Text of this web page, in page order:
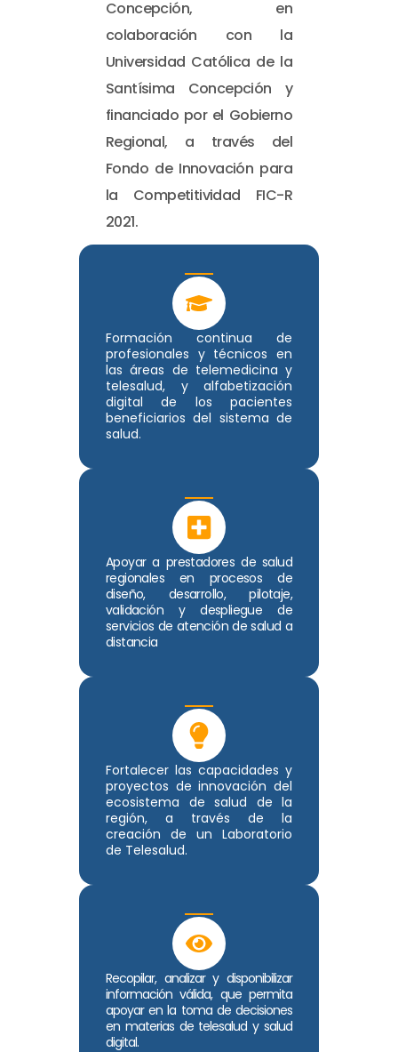
Formación continua de
profesionales y técnicos en
las áreas de telemedicina y
telesalud, y alfabetización
digital de los pacientes
beneficiarios del sistema de
salud.
Apoyar a prestadores de salud
regionales en procesos de
diseño, desarrollo, pilotaje,
validación y despliegue de
servicios de atención de salud a
distancia
Fortalecer las capacidades y
proyectos de innovación del
ecosistema de salud de la
región, a través de la
creación de un Laboratorio
de Telesalud.
Recopilar, analizar y disponibilizar
información válida, que permita
apoyar en la toma de decisiones
en materias de telesalud y salud
digital.
Concepción, en
colaboración con la
Universidad Católica de la
Santísima Concepción y
financiado por el Gobierno
Regional, a través del
Fondo de Innovación para
la Competitividad FIC-R
2021.